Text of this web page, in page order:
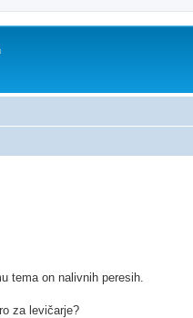
tema on nalivnih peresih.
za levičarje?